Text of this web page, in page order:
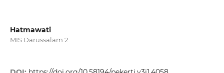
Hatmawati
MIS Darussalam 2